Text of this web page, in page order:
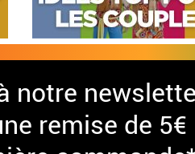
notre
remise de 5€